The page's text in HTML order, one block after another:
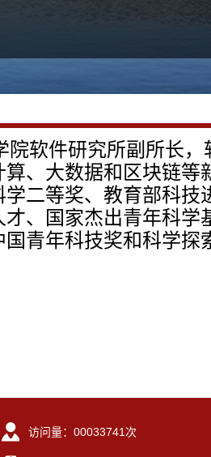
软件研究所副所长，
、大数据和区块链等
二等奖、教育部科技
、国家杰出青年科学
青年科技奖和科学探
访问量： 00033741 次